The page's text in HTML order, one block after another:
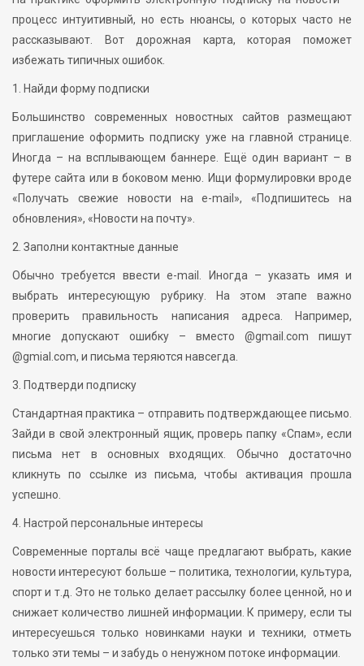
процесс интуитивный, но есть нюансы, о которых часто не
рассказывают. Вот дорожная карта, которая поможет
избежать типичных ошибок.
1. Найди форму подписки
Большинство современных новостных сайтов размещают
приглашение оформить подписку уже на главной странице.
Иногда – на всплывающем баннере. Ещё один вариант – в
футере сайта или в боковом меню. Ищи формулировки вроде
«Получать свежие новости на e-mail», «Подпишитесь на
обновления», «Новости на почту».
2. Заполни контактные данные
Обычно требуется ввести e-mail. Иногда – указать имя и
выбрать интересующую рубрику. На этом этапе важно
проверить правильность написания адреса. Например,
многие допускают ошибку – вместо @gmail.com пишут
@gmial.com, и письма теряются навсегда.
3. Подтверди подписку
Стандартная практика – отправить подтверждающее письмо.
Зайди в свой электронный ящик, проверь папку «Спам», если
письма нет в основных входящих. Обычно достаточно
кликнуть по ссылке из письма, чтобы активация прошла
успешно.
4. Настрой персональные интересы
Современные порталы всё чаще предлагают выбрать, какие
новости интересуют больше – политика, технологии, культура,
спорт и т.д. Это не только делает рассылку более ценной, но и
снижает количество лишней информации. К примеру, если ты
интересуешься только новинками науки и техники, отметь
только эти темы – и забудь о ненужном потоке информации.